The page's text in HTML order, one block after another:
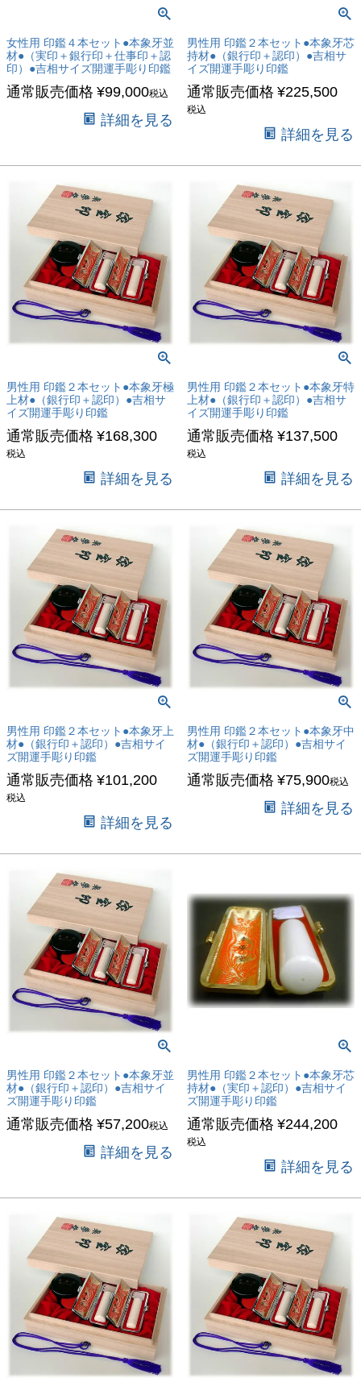
女性用 印鑑４本セット●本象牙並
材●（実印＋銀行印＋仕事印＋認
印）●吉相サイズ開運手彫り印鑑
通常販売価格 ¥99,000税込
詳細を見る
男性用 印鑑２本セット●本象牙芯
持材●（銀行印＋認印）●吉相サ
イズ開運手彫り印鑑
通常販売価格 ¥225,500
税込
詳細を見る
男性用 印鑑２本セット●本象牙極
上材●（銀行印＋認印）●吉相サ
イズ開運手彫り印鑑
通常販売価格 ¥168,300
税込
詳細を見る
男性用 印鑑２本セット●本象牙特
上材●（銀行印＋認印）●吉相サ
イズ開運手彫り印鑑
通常販売価格 ¥137,500
税込
詳細を見る
男性用 印鑑２本セット●本象牙上
材●（銀行印＋認印）●吉相サイ
ズ開運手彫り印鑑
通常販売価格 ¥101,200
税込
詳細を見る
男性用 印鑑２本セット●本象牙中
材●（銀行印＋認印）●吉相サイ
ズ開運手彫り印鑑
通常販売価格 ¥75,900税込
詳細を見る
男性用 印鑑２本セット●本象牙並
材●（銀行印＋認印）●吉相サイ
ズ開運手彫り印鑑
通常販売価格 ¥57,200税込
詳細を見る
男性用 印鑑２本セット●本象牙芯
持材●（実印＋認印）●吉相サイ
ズ開運手彫り印鑑
通常販売価格 ¥244,200
税込
詳細を見る